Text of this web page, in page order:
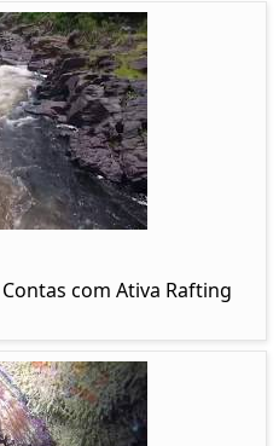
com Ativa Rafting